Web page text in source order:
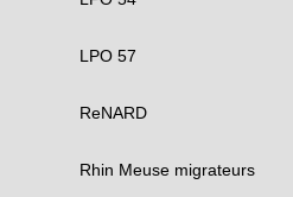
LPO 57
ReNARD
Rhin Meuse migrateurs